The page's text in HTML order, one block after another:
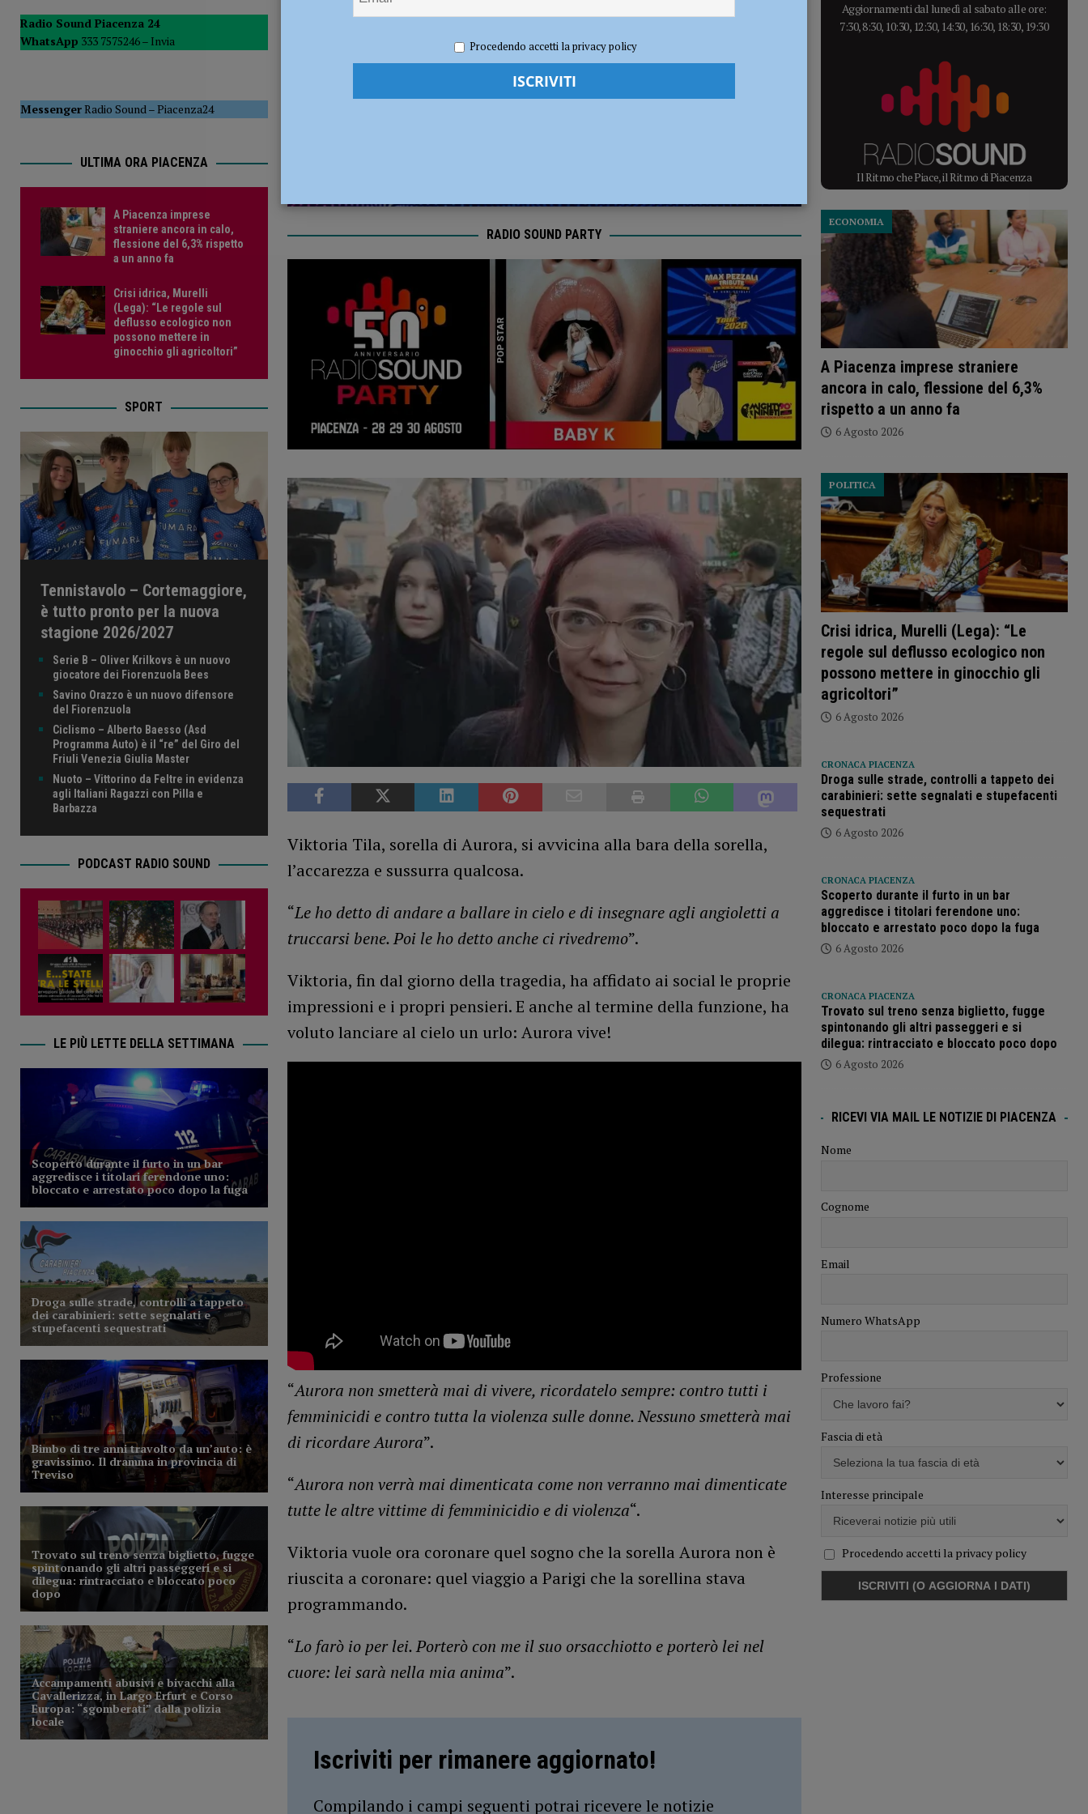
[ 5 Agosto 2026 ] Dalla Regione oltre 1,3 milioni di euro per gli hub urbani di Piacenza, Vernasca e Calendasco. Amministrazione
comunale e Unione Commercianti: “Soddisfatti”
POLITICA
Redazione FG Cronaca Piacenza
RADIO SOUND PARTY
Viktoria Tila, sorella di Aurora, si avvicina alla bara della sorella,
l’accarezza e sussurra qualcosa.
“Le ho detto di andare a ballare in cielo e di insegnare agli angioletti a
truccarsi bene. Poi le ho detto anche ci rivedremo”.
Viktoria, fin dal giorno della tragedia, ha affidato ai social le proprie
impressioni e i propri pensieri. E anche al termine della funzione, ha
voluto lanciare al cielo un urlo: Aurora vive!
“Aurora non smetterà mai di vivere, ricordatelo sempre: contro tutti i
femminicidi e contro tutta la violenza sulle donne. Nessuno smetterà mai
di ricordare Aurora”.
“Aurora non verrà mai dimenticata come non verranno mai dimenticate
tutte le altre vittime di femminicidio e di violenza“.
Viktoria vuole ora coronare quel sogno che la sorella Aurora non è
riuscita a coronare: quel viaggio a Parigi che la sorellina stava
programmando.
“Lo farò io per lei. Porterò con me il suo orsacchiotto e porterò lei nel
cuore: lei sarà nella mia anima”.
Iscriviti per rimanere aggiornato!
Compilando i campi seguenti potrai ricevere le notizie
Radio Sound Piacenza 24
WhatsApp 333 7575246 – Invia
MessengerRadio Sound–Piacenza24
ULTIMA ORA PIACENZA
A Piacenza imprese
straniere ancora in calo,
flessione del 6,3% rispetto
a un anno fa
Crisi idrica, Murelli
(Lega): “Le regole sul
deflusso ecologico non
possono mettere in
ginocchio gli agricoltori”
SPORT
Tennistavolo – Cortemaggiore,
è tutto pronto per la nuova
stagione 2026/2027
Serie B – Oliver Krilkovs è un nuovo
giocatore dei Fiorenzuola Bees
Savino Orazzo è un nuovo difensore
del Fiorenzuola
Ciclismo – Alberto Baesso (Asd
Programma Auto) è il “re” del Giro del
Friuli Venezia Giulia Master
Nuoto – Vittorino da Feltre in evidenza
agli Italiani Ragazzi con Pilla e
Barbazza
PODCAST RADIO SOUND
LE PIÙ LETTE DELLA SETTIMANA
Aggiornamenti dal lunedì al sabato alle ore:
7:30, 8:30, 10:30, 12:30, 14:30, 16:30, 18:30, 19:30
Il Ritmo che Piace, il Ritmo di Piacenza
A Piacenza imprese straniere
ancora in calo, flessione del 6,3%
rispetto a un anno fa
ECONOMIA
6 Agosto 2026
Crisi idrica, Murelli (Lega): “Le
regole sul deflusso ecologico non
possono mettere in ginocchio gli
agricoltori”
POLITICA
6 Agosto 2026
CRONACA PIACENZA
Droga sulle strade, controlli a tappeto dei
carabinieri: sette segnalati e stupefacenti
sequestrati
6 Agosto 2026
CRONACA PIACENZA
Scoperto durante il furto in un bar
aggredisce i titolari ferendone uno:
bloccato e arrestato poco dopo la fuga
6 Agosto 2026
CRONACA PIACENZA
Trovato sul treno senza biglietto, fugge
spintonando gli altri passeggeri e si
dilegua: rintracciato e bloccato poco dopo
6 Agosto 2026
RICEVI VIA MAIL LE NOTIZIE DI PIACENZA
Nome
Cognome
Email
Numero WhatsApp
Professione
Fascia di età
Interesse principale
Procedendo accetti la privacy policy
Procedendo accetti la privacy policy